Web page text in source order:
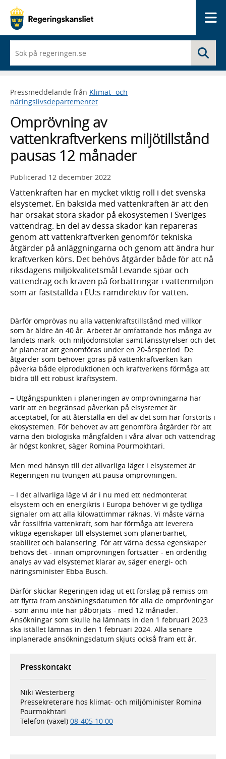
du
börjar
skriva
framträder
en
med
sökförslag
Pressmeddelande från Klimat- och
näringslivsdepartementet
Omprövning av
vattenkraftverkens miljötillstånd
pausas 12 månader
Publicerad 12 december 2022
Vattenkraften har en mycket viktig roll i det svenska
elsystemet. En baksida med vattenkraften är att den
har orsakat stora skador på ekosystemen i Sveriges
vattendrag. En del av dessa skador kan repareras
genom att vattenkraftverken genomför tekniska
åtgärder på anläggningarna och genom att ändra hur
kraftverken körs. Det behövs åtgärder både för att nå
riksdagens miljökvalitetsmål Levande sjöar och
vattendrag och kraven på förbättringar i vattenmiljön
som är fastställda i EU:s ramdirektiv för vatten.
Därför omprövas nu alla vattenkraftstillstånd med villkor
som är äldre än 40 år. Arbetet är omfattande hos många av
landets mark- och miljödomstolar samt länsstyrelser och det
är planerat att genomföras under en 20-årsperiod. De
åtgärder som behöver göras på vattenkraftverken kan
påverka både elproduktionen och kraftverkens förmåga att
bidra till ett robust kraftsystem.
− Utgångspunkten i planeringen av omprövningarna har
varit att en begränsad påverkan på elsystemet är
acceptabel, för att återställa en del av det som har förstörts i
ekosystemen. För behovet av att genomföra åtgärder för att
värna den biologiska mångfalden i våra älvar och vattendrag
är högst konkret, säger Romina Pourmokhtari.
Men med hänsyn till det allvarliga läget i elsystemet är
Regeringen nu tvungen att pausa omprövningen.
− I det allvarliga läge vi är i nu med ett nedmonterat
elsystem och en energikris i Europa behöver vi ge tydliga
signaler om att alla kilowattimmar räknas. Vi måste värna
vår fossilfria vattenkraft, som har förmåga att leverera
viktiga egenskaper till elsystemet som planerbarhet,
stabilitet och balansering. För att värna dessa egenskaper
behövs det - innan omprövningen fortsätter - en ordentlig
analys av vad elsystemet klarar av, säger energi- och
näringsminister Ebba Busch.
Därför skickar Regeringen idag ut ett förslag på remiss om
att flytta fram ansökningsdatumen för alla de omprövningar
- som ännu inte har påbörjats - med 12 månader.
Ansökningar som skulle ha lämnats in den 1 februari 2023
ska istället lämnas in den 1 februari 2024. Alla senare
inplanerade ansökningsdatum skjuts också fram ett år.
Presskontakt
Niki Westerberg
Pressekreterare hos klimat- och miljöminister Romina
Pourmokhtari
Telefon (växel) 08-405 10 00